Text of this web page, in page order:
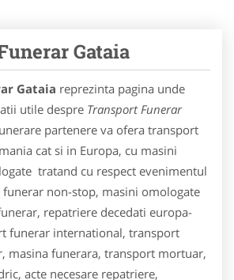
Gataia
Gataia reprezinta pagina unde
utile despre Transport Funerar
partenere va ofera transport
cat si in Europa, cu masini
tratand cu respect evenimentul
non-stop, masini omologate
repatriere decedati europa-
funerar international, transport
masina funerara, transport mortuar,
acte necesare repatriere,